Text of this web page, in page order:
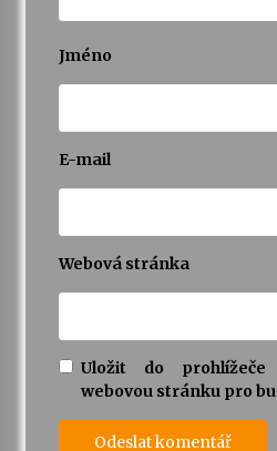
Jméno
E-mail
Webová stránka
Uložit do
webovou stránku pro